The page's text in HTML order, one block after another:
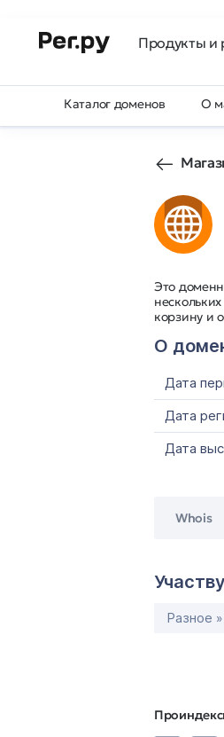
Продукты и
Каталог доменов О
Это
корзину и
О
Дата
Дата
Дата
Whois
Разное